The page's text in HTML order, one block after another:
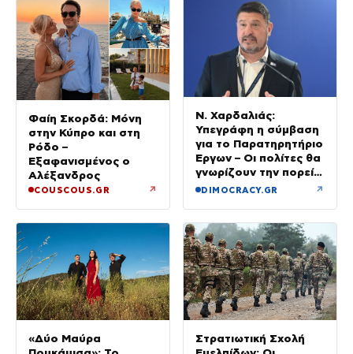
Φαίη Σκορδά: Μόνη
στην Κύπρο και στη
Ρόδο –
Εξαφανισμένος ο
Αλέξανδρος
COUSCOUS.GR ↗
Ν. Χαρδαλιάς:
Υπεγράφη η σύμβαση
για το Παρατηρητήριο
Έργων – Οι πολίτες θα
γνωρίζουν την πορεία
κάθε έργου στην
DIMOCRACY.GR ↗
«Δύο Μαύρα
Στρατιωτική Σχολή